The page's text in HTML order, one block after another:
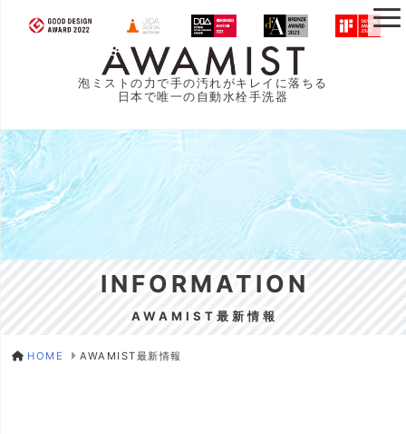
泡ミストの力で手の汚れがキレイに落ちる
日本で唯一の自動水栓手洗器
INFORMATION
AWAMIST最新情報
HOME AWAMIST最新情報